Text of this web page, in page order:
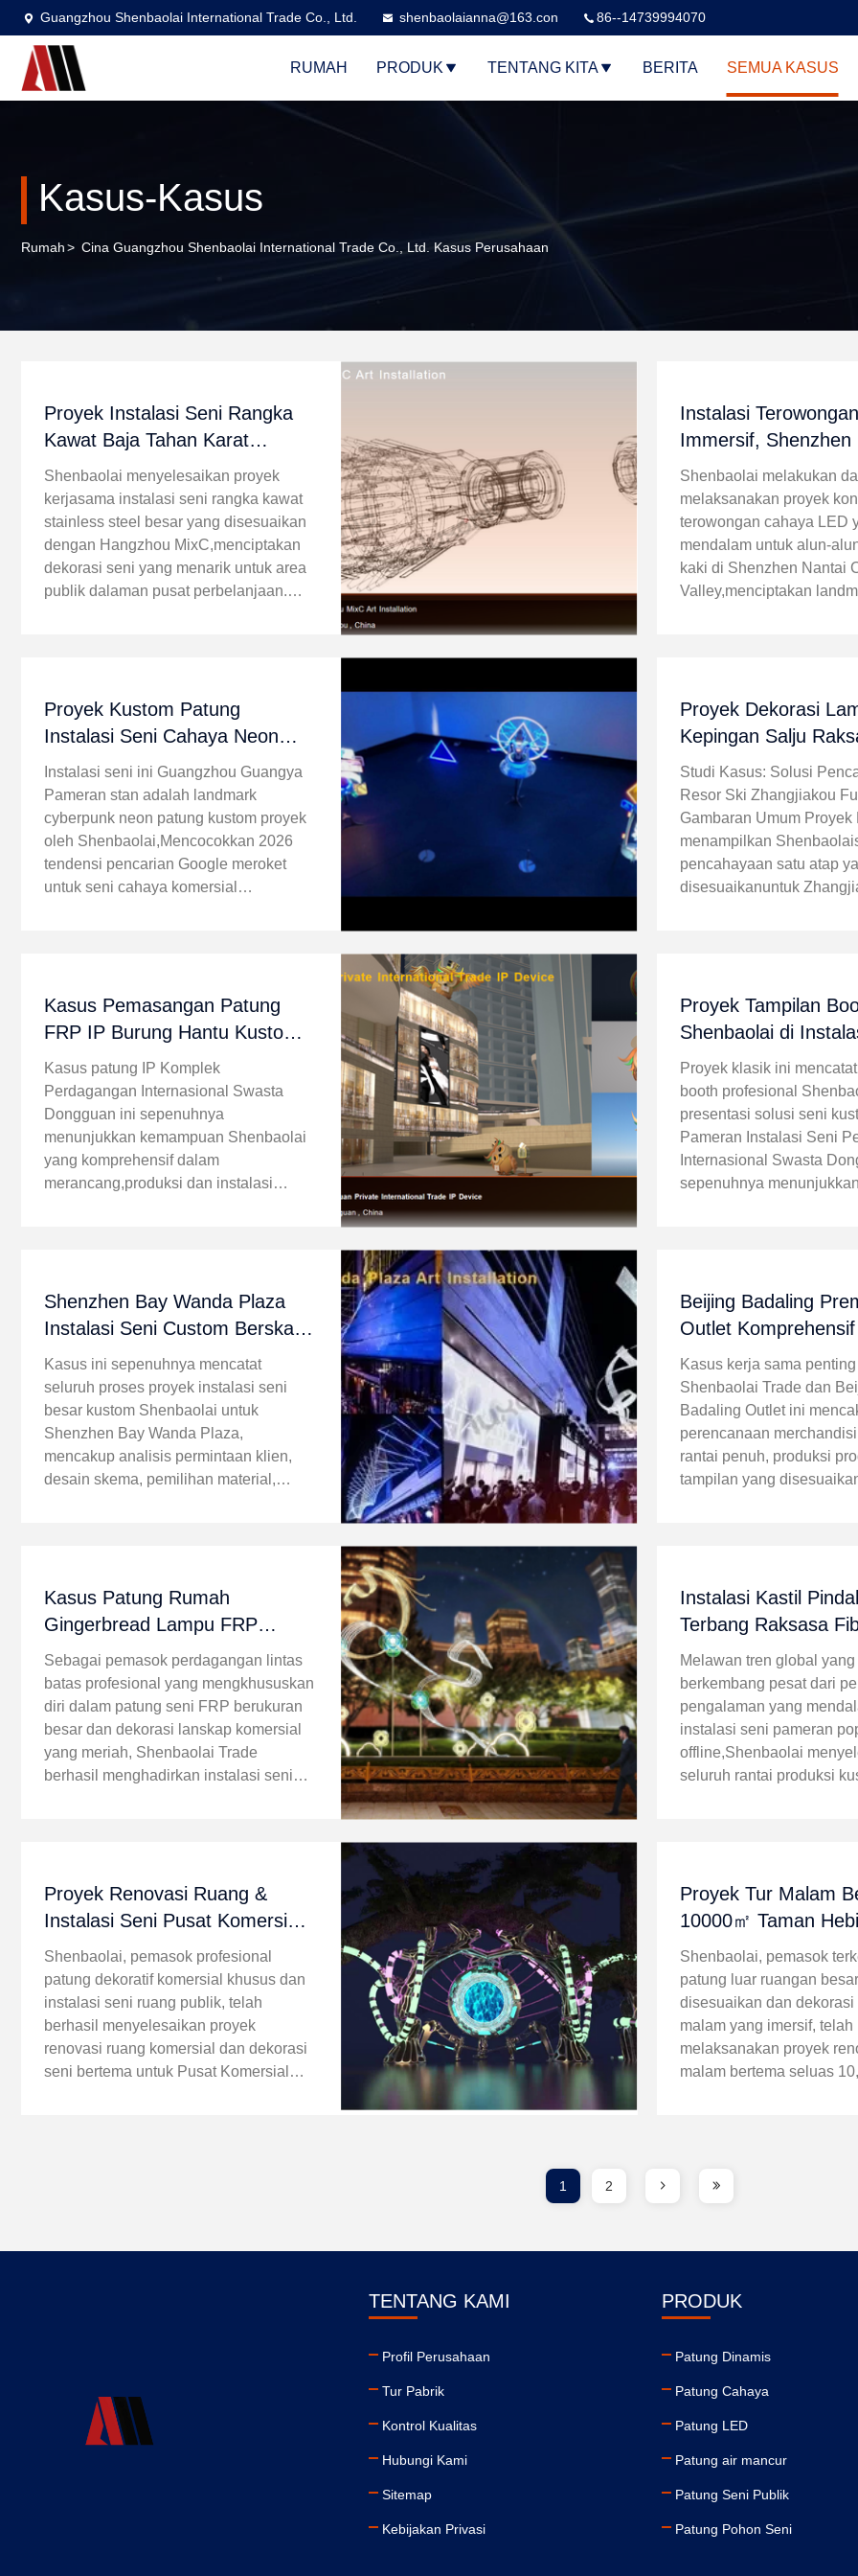
Guangzhou Shenbaolai International Trade Co., Ltd. shenbaolaianna@163.con 86--14739994070
RUMAH PRODUK TENTANG KITA BERITA SEMUA KASUS
Kasus-Kasus
Rumah> Cina Guangzhou Shenbaolai International Trade Co., Ltd. Kasus Perusahaan
Proyek Instalasi Seni Rangka
Kawat Baja Tahan Karat
Kustom Hangzhou MixC
Shenbaolai menyelesaikan proyek
kerjasama instalasi seni rangka kawat
stainless steel besar yang disesuaikan
dengan Hangzhou MixC,menciptakan
dekorasi seni yang menarik untuk area
publik dalaman pusat perbelanjaan.
Instalasi
Immersif, Shenzhen
Cloud Valley oleh
Shenbaolai melakukan
melaksanakan proyek
terowongan cahaya LED
mendalam untuk alun-
kaki di Shenzhen Nantai
Valley,menciptakan
Proyek Kustom Patung
Instalasi Seni Cahaya Neon
Cyberpunk untuk Stan
Pameran Guangzhou Guangya
di Shenbaolai
Instalasi seni ini Guangzhou Guangya
Pameran stan adalah landmark
cyberpunk neon patung kustom proyek
oleh Shenbaolai,Mencocokkan 2026
tendensi pencarian Google meroket
untuk seni cahaya komersial
Proyek Dekorasi
Kepingan Salju
Ski Fulong
Studi Kasus: Solusi
Resor Ski Zhangjiakou
Gambaran Umum Proyek
menampilkan
pencahayaan satu atap
disesuaikanuntuk
Kasus Pemasangan Patung
FRP IP Burung Hantu Kustom
Dongguan Trade Mall
Kasus patung IP Komplek
Perdagangan Internasional Swasta
Dongguan ini sepenuhnya
menunjukkan kemampuan Shenbaolai
yang komprehensif dalam
merancang,produksi dan instalasi
Proyek Tampilan
Shenbaolai di
Perdagangan
Swasta Dongguan
Proyek klasik ini
booth profesional
presentasi solusi seni
Pameran Instalasi Seni
Internasional Swasta
sepenuhnya menunjukkan
Shenzhen Bay Wanda Plaza
Instalasi Seni Custom Berskala
Besar Kasus Proyek Lengkap
Kasus ini sepenuhnya mencatat
seluruh proses proyek instalasi seni
besar kustom Shenbaolai untuk
Shenzhen Bay Wanda Plaza,
mencakup analisis permintaan klien,
desain skema, pemilihan material,
Beijing Badaling
Outlet Komprehensif
Merchandising &
Display Desain
Kasus kerja sama
Shenbaolai Trade dan
Badaling Outlet ini
perencanaan
rantai penuh, produksi
tampilan yang
Kasus Patung Rumah
Gingerbread Lampu FRP
Khusus untuk Pameran Liburan
Plaza Komersial Beijing
Sebagai pemasok perdagangan lintas
batas profesional yang mengkhususkan
diri dalam patung seni FRP berukuran
besar dan dekorasi lanskap komersial
yang meriah, Shenbaolai Trade
berhasil menghadirkan instalasi seni
Instalasi Kastil
Terbang Raksasa
Kustom Shenbaolai
Melawan tren global yang
berkembang pesat dari
pengalaman yang
instalasi seni pameran
offline,Shenbaolai
seluruh rantai produksi
Proyek Renovasi Ruang &
Instalasi Seni Pusat Komersial
Guiyang Lixing
Shenbaolai, pemasok profesional
patung dekoratif komersial khusus dan
instalasi seni ruang publik, telah
berhasil menyelesaikan proyek
renovasi ruang komersial dan dekorasi
seni bertema untuk Pusat Komersial
Proyek Tur Malam
10000㎡ Taman
oleh Shenbaolai
Shenbaolai, pemasok
patung luar ruangan
disesuaikan dan dekorasi
malam yang imersif, telah
melaksanakan proyek
malam bertema seluas
Chaoge, proyek
1 2
TENTANG KAMI
Profil Perusahaan
Tur Pabrik
Kontrol Kualitas
Hubungi Kami
Sitemap
Kebijakan Privasi
PRODUK
Patung Dinamis
Patung Cahaya
Patung LED
Patung air mancur
Patung Seni Publik
Patung Pohon Seni